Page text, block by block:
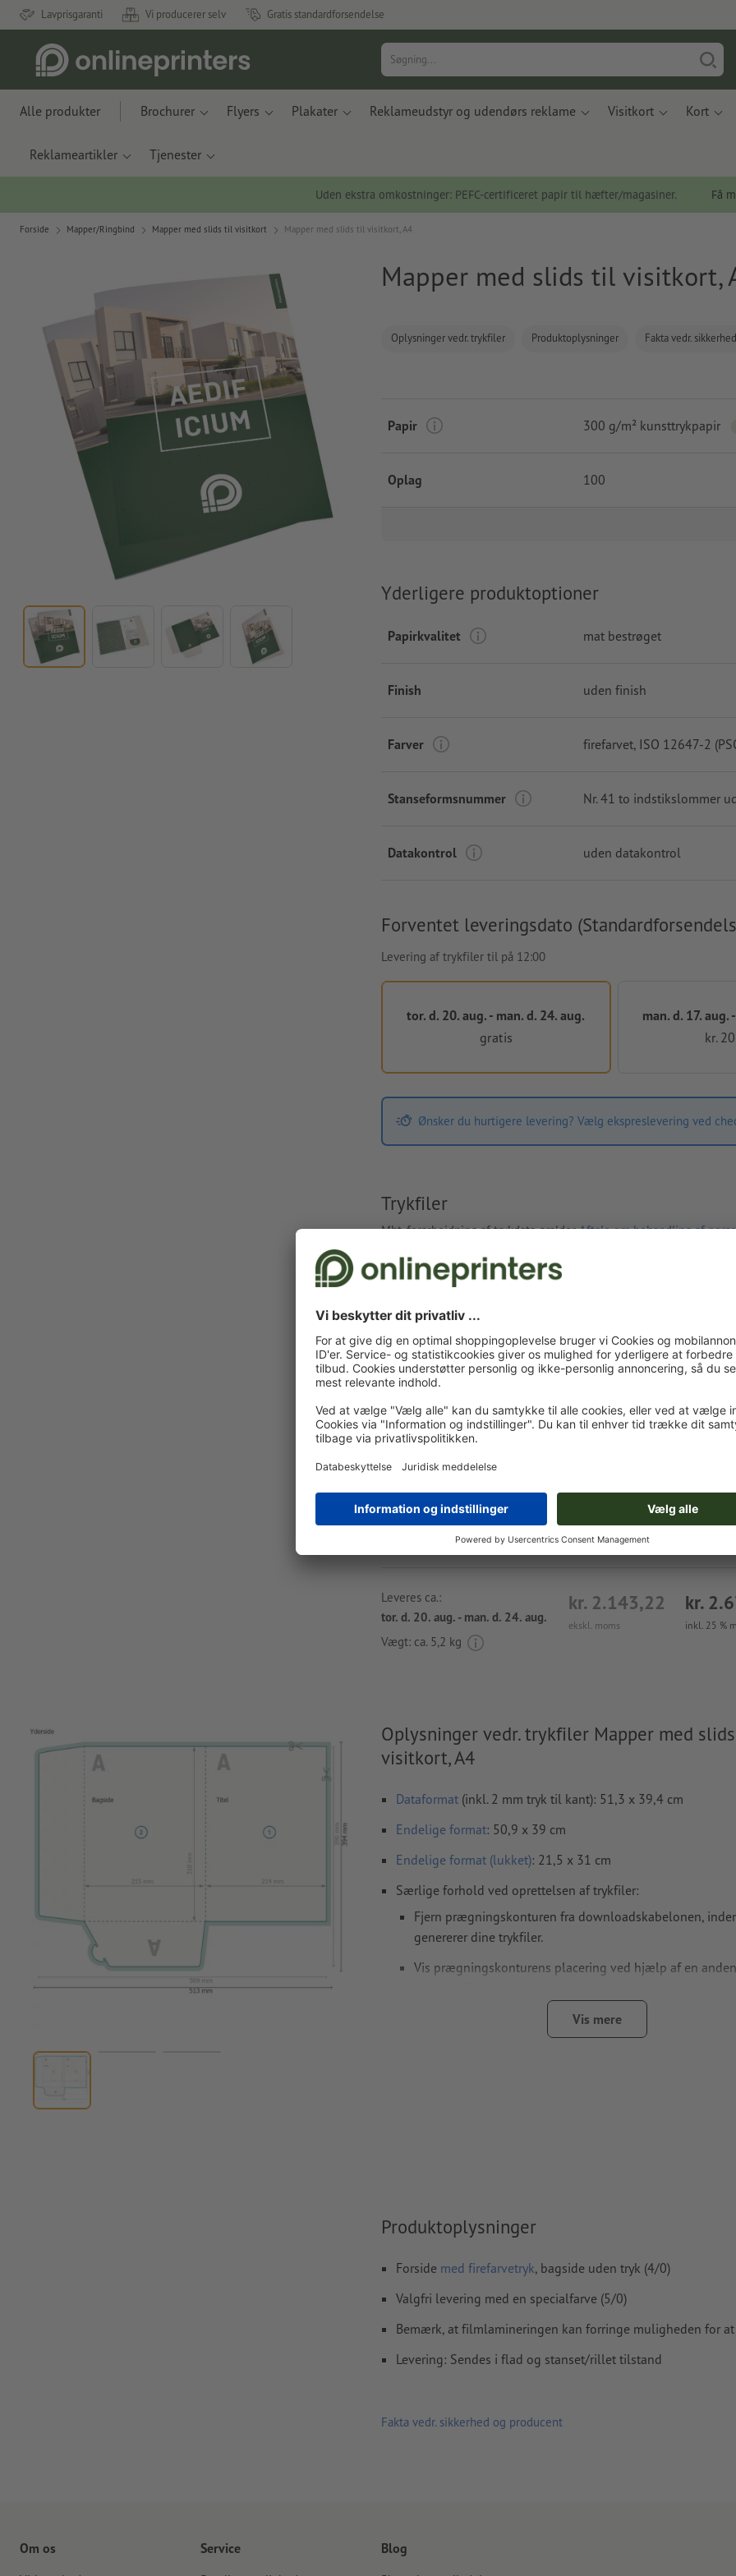
Lavprisgaranti Vi producerer selv Gratis standardforsendelse
Alle produkter Brochurer Flyers Plakater Reklameudstyr og udendørs reklame Visitkort Kort
Reklameartikler Tjenester
Uden ekstra omkostninger: PEFC-certificeret papir til hæfter/magasiner. Få
Forside Mapper/Ringbind Mapper med slids til visitkort Mapper med slids til visitkort, A4
Mapper med slids til visitkort,
Oplysninger vedr. trykfiler Produktoplysninger Fakta vedr.
Papir 300 g/m² kunsttrykpapir
Oplag 100
Yderligere produktoptioner
Papirkvalitet mat bestrøget
Finish uden finish
Farver firefarvet, ISO 12647-2
Stanseformsnummer Nr. 41 to indstikslommer
Datakontrol uden datakontrol
Forventet leveringsdato
Levering af trykfiler til på 12:00
tor. d. 20. aug. - man. d. 24. aug.
gratis
man. d. 17. aug.
kr.
Ønsker du hurtigere levering? Vælg ekspreslevering ved
Trykfiler
Mht. forarbejdning af trykdata gælderAftale om behandling af
Egne trykfiler
Du kan uploade dine trykfiler før eller efter du afslutter
bestillingen.
ekskl. moms
kr. 2.143,22
inkl. 25 %
kr.
Leveres ca.:
tor. d. 20. aug. - man. d. 24. aug.
Vægt: ca. 5,2 kg
Oplysninger vedr. trykfiler Mapper med
visitkort, A4
Dataformat (inkl. 2 mm tryk til kant): 51,3 x 39,4 cm
Endelige format: 50,9 x 39 cm
Endelige format (lukket): 21,5 x 31 cm
Særlige forhold ved oprettelsen af trykfiler:
Fjern prægningskonturen fra downloadskabelonen,
genererer dine trykfiler.
Vis prægningskonturens placering ved hjælp af en
, som fx UV-lak eller relieflak skal
separat farvefelt med krævede betegnelse i trykfilen.
Vi kontrollerer ikke forstavefejl og/eller typografiske fejl
Vi kontrollerer ikke
overtrykningsindstillingerne
Kommentarer
slettes og trykkes ikke
Formularfeltets
indhold vil blive trykt
Hvordan opretter jeg udskriftsdata korrekt?
Vis mere
Produktoplysninger
Forside med firefarvetryk, bagside uden tryk (4/0)
Valgfri levering med en specialfarve (5/0)
Bemærk, at filmlamineringen kan forringe muligheden for
Levering: Sendes i flad og stanset/rillet tilstand
Fakta vedr. sikkerhed og producent
Om os Service Blog